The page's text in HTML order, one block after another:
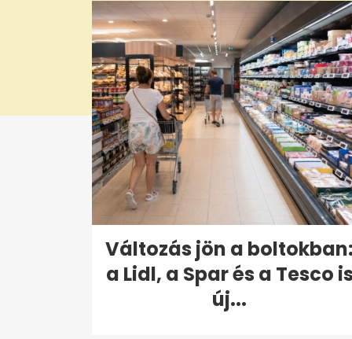
Változás jön a boltokban:
a Lidl, a Spar és a Tesco is
új...